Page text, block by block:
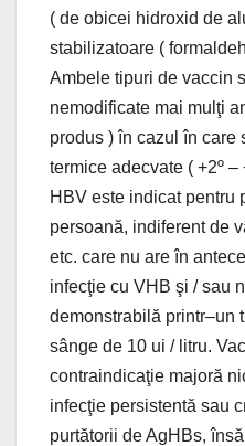
( de obicei hidroxid de
stabilizatoare (
Ambele tipuri de vaccin
nemodificate mai mulţi
produs ) în cazul în care
termice adecvate ( +2º
HBV este indicat pentru
persoană, indiferent de
etc. care nu are în
infecţie cu VHB şi / sau
demonstrabilă printr–un
sânge de 10 ui / litru.
contraindicaţie majoră
infecţie persistentă sau
purtătorii de AgHBs,